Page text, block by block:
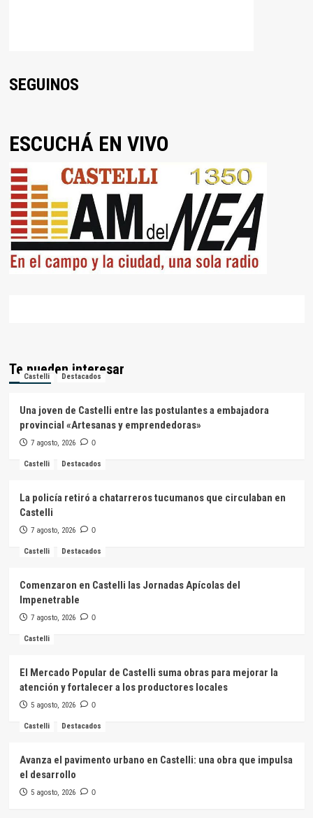
SEGUINOS
ESCUCHÁ EN VIVO
Te pueden interesar
Castelli Destacados
Una joven de Castelli entre las postulantes a embajadora
provincial «Artesanas y emprendedoras»
7 agosto, 2026 0
Castelli Destacados
La policía retiró a chatarreros tucumanos que circulaban en
Castelli
7 agosto, 2026 0
Castelli Destacados
Comenzaron en Castelli las Jornadas Apícolas del
Impenetrable
7 agosto, 2026 0
Castelli
El Mercado Popular de Castelli suma obras para mejorar la
atención y fortalecer a los productores locales
5 agosto, 2026 0
Castelli Destacados
Avanza el pavimento urbano en Castelli: una obra que impulsa
el desarrollo
5 agosto, 2026 0